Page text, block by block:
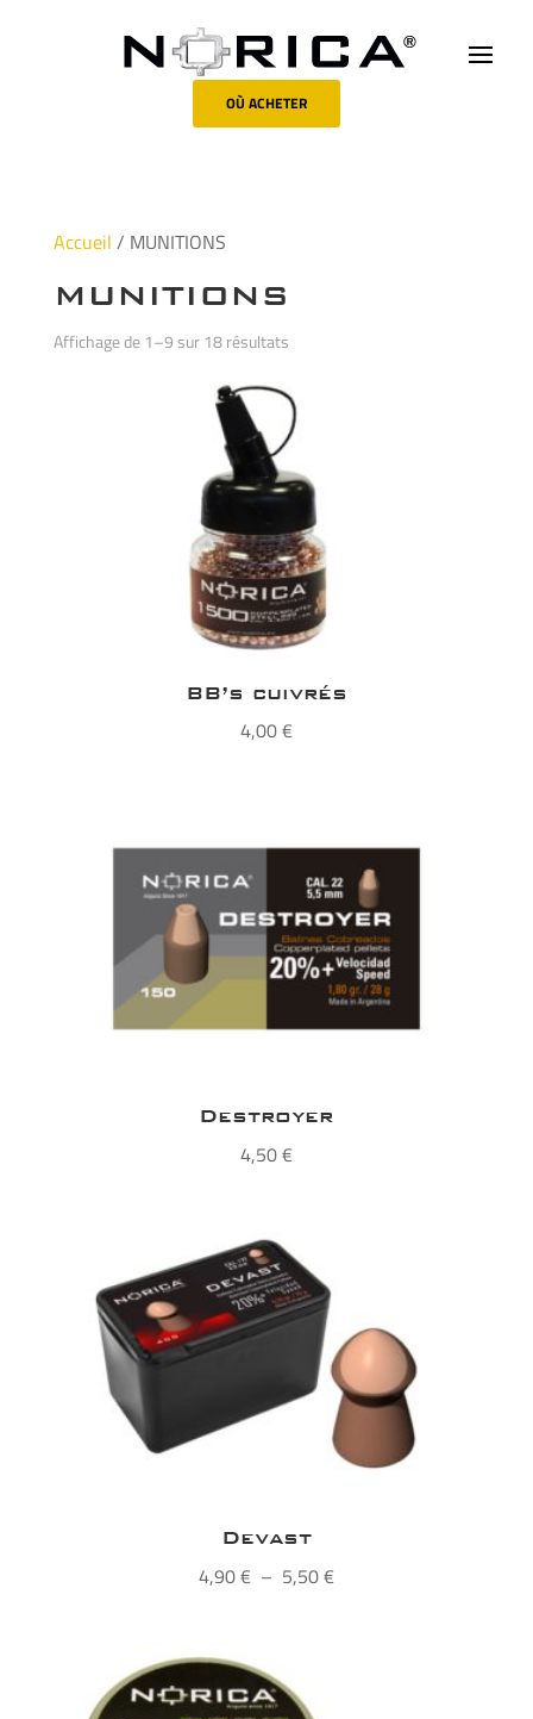
OÙ ACHETER
Accueil / MUNITIONS
MUNITIONS
Affichage de 1–9 sur 18 résultats
BB’s cuivrés
4,00€
Destroyer
4,50€
Devast
4,90€ – 5,50€Plage